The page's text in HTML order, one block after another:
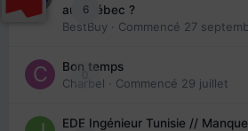
6
au Québec ?
BestBuy · Commencé 27
0
Bon temps
Charbel · Commencé 29 juillet
EDE Ingénieur Tunisie //